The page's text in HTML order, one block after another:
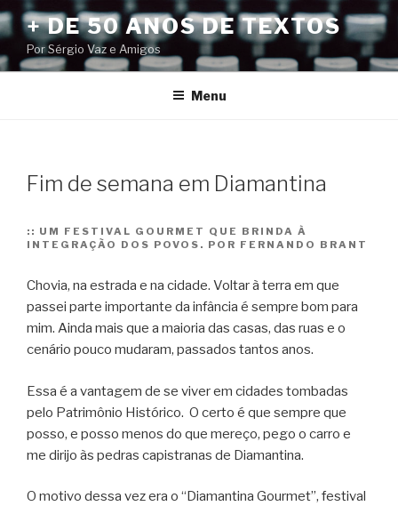
Pular
para
o
conteúdo
+ DE 50 ANOS DE TEXTOS
Por Sérgio Vaz e Amigos
Menu
Fim de semana em Diamantina
:: UM FESTIVAL GOURMET QUE BRINDA À
INTEGRAÇÃO DOS POVOS. POR FERNANDO BRANT
Chovia, na estrada e na cidade. Voltar à terra em que
passei parte importante da infância é sempre bom para
mim. Ainda mais que a maioria das casas, das ruas e o
cenário pouco mudaram, passados tantos anos.
Essa é a vantagem de se viver em cidades tombadas
pelo Patrimônio Histórico. O certo é que sempre que
posso, e posso menos do que mereço, pego o carro e
me dirijo às pedras capistranas de Diamantina.
O motivo dessa vez era o “Diamantina Gourmet”, festival